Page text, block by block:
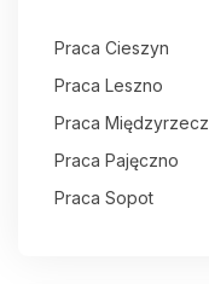
Praca Cieszyn
Praca Leszno
Praca Międzyrzecz
Praca Pajęczno
Praca Sopot